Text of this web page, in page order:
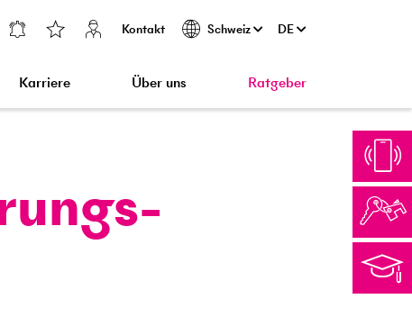
Kontakt Schweiz DE
Karriere Über uns Ratgeber